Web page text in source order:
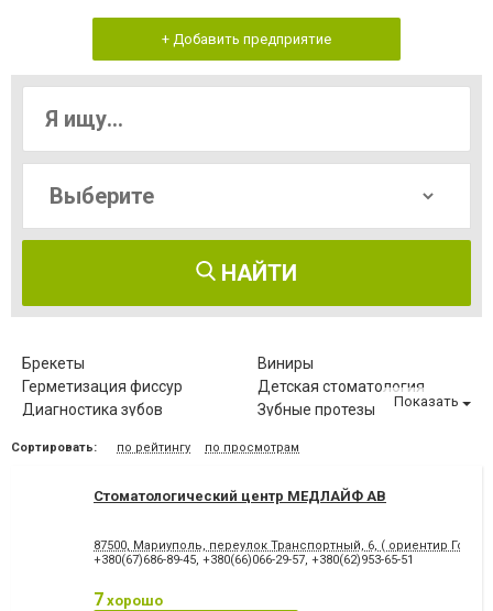
+ Добавить предприятие
НАЙТИ
Брекеты
Виниры
Герметизация фиссур
Детская стоматология
Диагностика зубов
Зубные протезы
Клиновидный дефект зубов
Компьютерная томография
Коронка безметалловая
Коронка
цельнокерамическая
Лазерное отбеливание
стоматологии
Показать
Сортировать: по рейтингу по просмотрам
Стоматологический центр МЕДЛАЙФ АВ
87500, Мариуполь, переулок Транспортный, 6, ( ориентир
+380(67)686-89-45, +380(66)066-29-57, +380(62)953-65-51
7 хорошо